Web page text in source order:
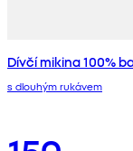
Dívčí mikina 100%
s dlouhým rukávem